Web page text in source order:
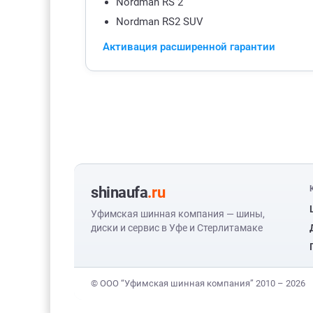
Nordman RS2 SUV
Активация расширенной гарантии
shinaufa.ru
Уфимская шинная компания — шины,
диски и сервис в Уфе и Стерлитамаке
© ООО “Уфимская шинная компания” 2010 – 2026